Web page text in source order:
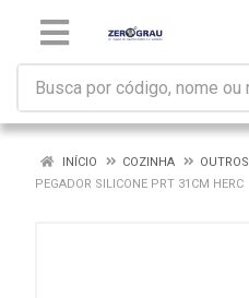
INÍCIO COZINHA
OUTROS
PEGADOR SILICONE PRT 31CM HERC